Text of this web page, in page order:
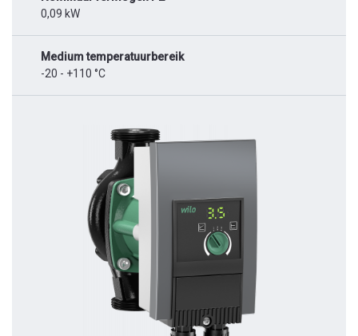
0,09 kW
Medium temperatuurbereik
-20 - +110 °C